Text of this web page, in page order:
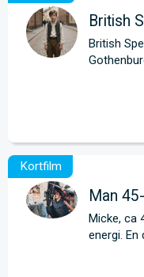
British
British
Man
Micke, ca
energi. En